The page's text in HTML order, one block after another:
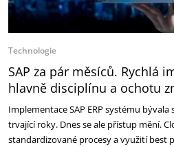
Technologie
SAP za pár měsíců. Rychlá
hlavně disciplínu a ochotu
Implementace SAP ERP systému
trvající roky. Dnes se ale přístup mění.
standardizované procesy a využití best